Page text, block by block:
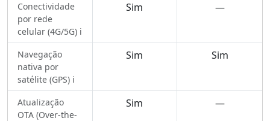
Conectividade
por rede
celular (4G/5G) ℹ️
Sim —
Navegação
nativa por
satélite (GPS) ℹ️
Sim Sim
Atualização
OTA (Over-the-
Sim —